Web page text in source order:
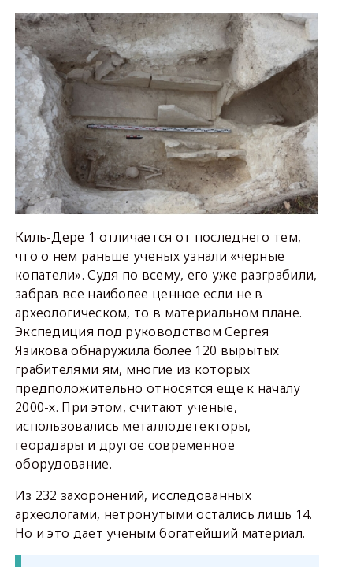
Киль-Дере 1 отличается от последнего тем,
что о нем раньше ученых узнали «черные
копатели». Судя по всему, его уже разграбили,
забрав все наиболее ценное если не в
археологическом, то в материальном плане.
Экспедиция под руководством Сергея
Язикова обнаружила более 120 вырытых
грабителями ям, многие из которых
предположительно относятся еще к началу
2000-х. При этом, считают ученые,
использовались металлодетекторы,
георадары и другое современное
оборудование.
Из 232 захоронений, исследованных
археологами, нетронутыми остались лишь 14.
Но и это дает ученым богатейший материал.